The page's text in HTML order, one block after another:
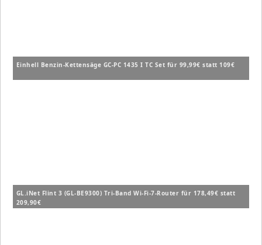
Einhell Benzin-Kettensäge GC-PC 1435 I TC Set für 99,99€ statt 109€
GL.iNet Flint 3 (GL-BE9300) Tri-Band Wi-Fi-7-Router für 178,49€ statt
209,90€